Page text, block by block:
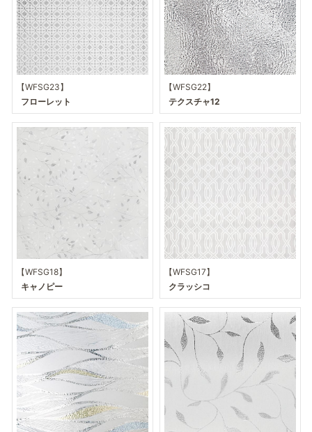
【WFSG23】
フローレット
【WFSG22】
テクスチャ12
【WFSG18】
キャノピー
【WFSG17】
クラッシコ